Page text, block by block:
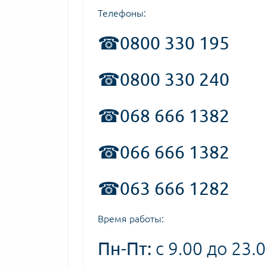
Телефоны:
☎0800 330 195
☎0800 330 240
☎068 666 1382
☎066 666 1382
☎063 666 1282
Время работы:
Пн-Пт: с 9.00 до